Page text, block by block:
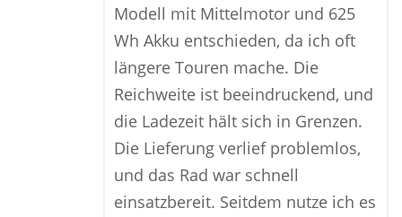
Modell mit Mittelmotor und 625
Wh Akku entschieden, da ich oft
längere Touren mache. Die
Reichweite ist beeindruckend, und
die Ladezeit hält sich in Grenzen.
Die Lieferung verlief problemlos,
und das Rad war schnell
einsatzbereit. Seitdem nutze ich es